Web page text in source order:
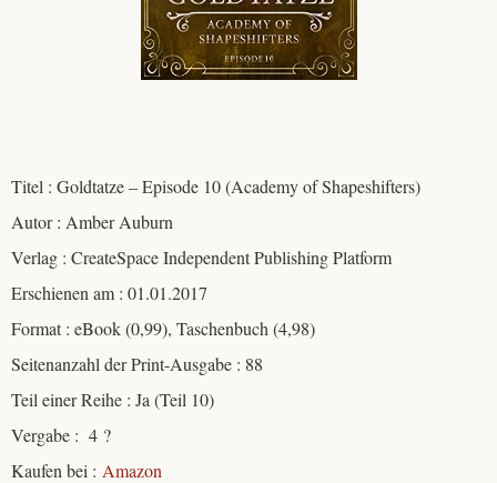
Titel : Goldtatze – Episode 10 (Academy of Shapeshifters)
Autor : Amber Auburn
Verlag : CreateSpace Independent Publishing Platform
Erschienen am : 01.01.2017
Format : eBook (0,99), Taschenbuch (4,98)
Seitenanzahl der Print-Ausgabe : 88
Teil einer Reihe : Ja (Teil 10)
Vergabe : 4 ?
Kaufen bei : Amazon